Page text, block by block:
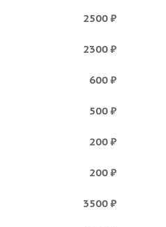
2500 ₽
2300 ₽
600 ₽
500 ₽
200 ₽
200 ₽
3500 ₽